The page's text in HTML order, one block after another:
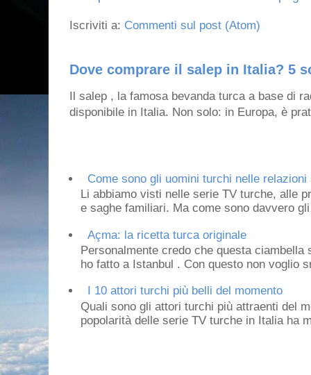
Iscriviti a: Commenti sul post (Atom)
Dove comprare il salep in Italia? 5
Il salep , la famosa bevanda turca a base di
disponibile in Italia. Non solo: in Europa, è
Come sono gli uomini turchi nelle
Li abbiamo visti nelle serie TV turche, alle
e saghe familiari. Ma come sono davvero
Açma: la ricetta turca originale
Personalmente credo che questa
ho fatto a Istanbul . Con questo non voglio
I 10 attori turchi più belli del momento
Quali sono gli attori turchi più attraenti del
popolarità delle serie TV turche in Italia ha